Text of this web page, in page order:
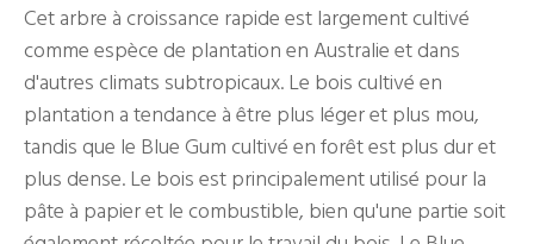
Cet arbre à croissance rapide est largement cultivé
comme espèce de plantation en Australie et dans
d'autres climats subtropicaux. Le bois cultivé en
plantation a tendance à être plus léger et plus mou,
tandis que le Blue Gum cultivé en forêt est plus dur et
plus dense. Le bois est principalement utilisé pour la
pâte à papier et le combustible, bien qu'une partie soit